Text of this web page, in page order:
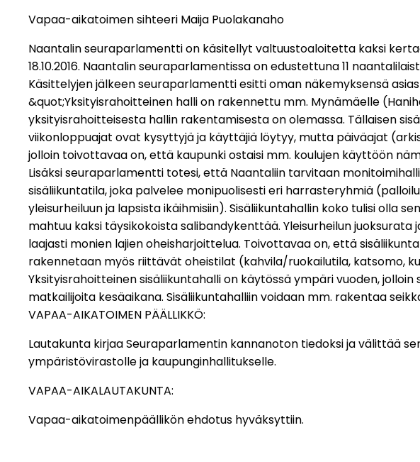
Vapaa-aikatoimen sihteeri Maija Puolakanaho
Naantalin seuraparlamentti on käsitellyt valtuustoaloitetta kaksi
18.10.2016. Naantalin seuraparlamentissa on edustettuna 11
Käsittelyjen jälkeen seuraparlamentti esitti oman näkemyksensä
&quot;Yksityisrahoitteinen halli on rakennettu mm. Mynämäelle
yksityisrahoitteisesta hallin rakentamisesta on olemassa. Tällaisen
viikonloppuajat ovat kysyttyjä ja käyttäjiä löytyy, mutta päiväajat
jolloin toivottavaa on, että kaupunki ostaisi mm. koulujen käyttöön
Lisäksi seuraparlamentti totesi, että Naantaliin tarvitaan
sisäliikuntatila, joka palvelee monipuolisesti eri harrasteryhmiä
yleisurheiluun ja lapsista ikäihmisiin). Sisäliikuntahallin koko tulisi olla
mahtuu kaksi täysikokoista salibandykenttää. Yleisurheilun
laajasti monien lajien oheisharjoittelua. Toivottavaa on, että
rakennetaan myös riittävät oheistilat (kahvila/ruokailutila, katsomo,
Yksityisrahoitteinen sisäliikuntahalli on käytössä ympäri vuoden, jolloin
matkailijoita kesäaikana. Sisäliikuntahalliin voidaan mm. rakentaa
VAPAA-AIKATOIMEN PÄÄLLIKKÖ:
Lautakunta kirjaa Seuraparlamentin kannanoton tiedoksi ja välittää
ympäristövirastolle ja kaupunginhallitukselle.
VAPAA-AIKALAUTAKUNTA:
Vapaa-aikatoimenpäällikön ehdotus hyväksyttiin.